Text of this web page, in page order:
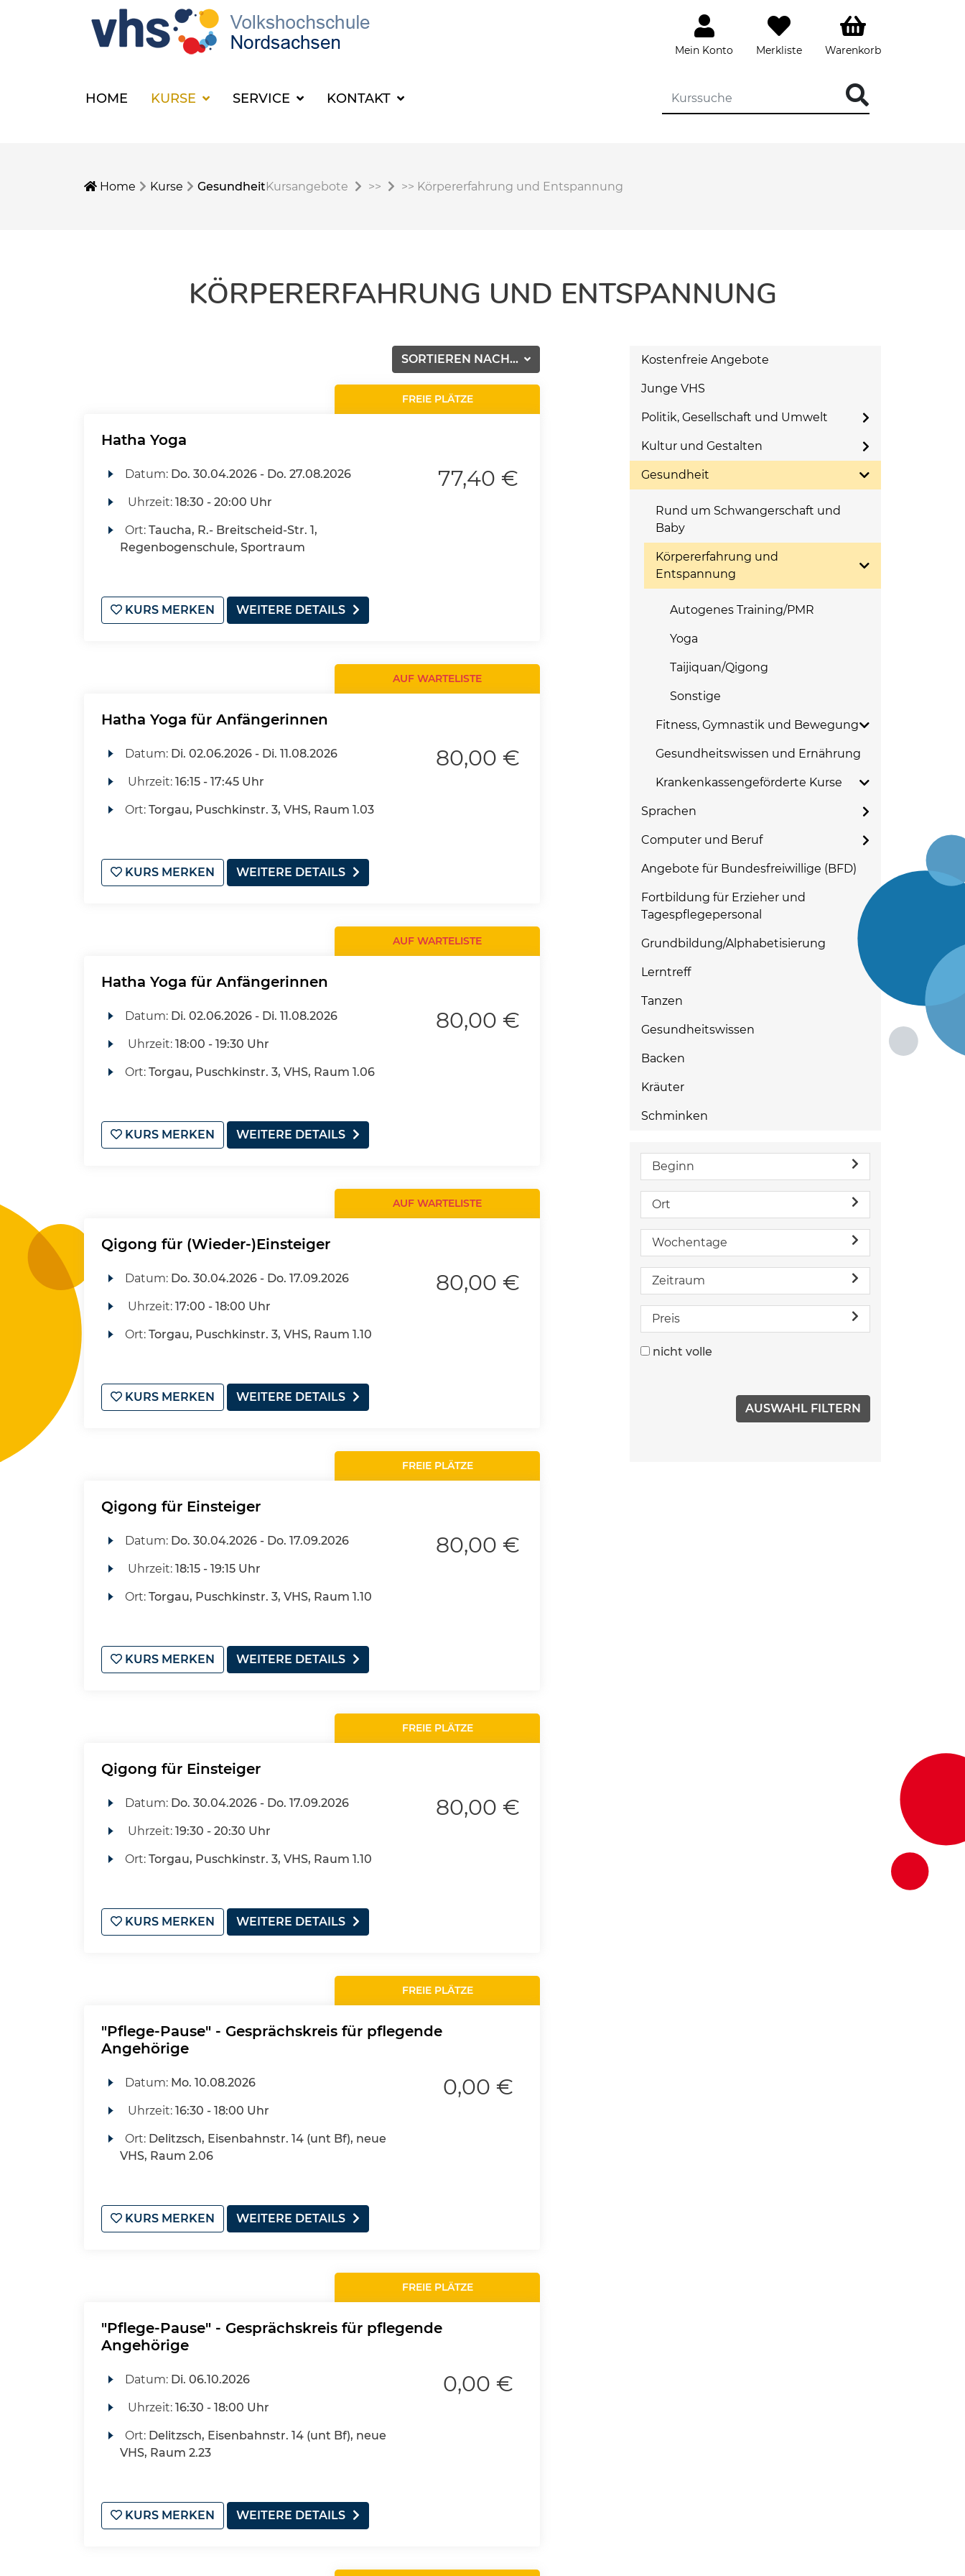
Mein Konto Merkliste Warenkorb
HOME KURSE SERVICE KONTAKT
Home Kurse GesundheitKursangebote >> >> Körpererfahrung und Entspannung
KÖRPERERFAHRUNG UND ENTSPANNUNG
SORTIEREN NACH...
FREIE PLÄTZE
Hatha Yoga
Datum: Do. 30.04.2026 - Do. 27.08.2026
Uhrzeit: 18:30 - 20:00 Uhr
Ort: Taucha, R.- Breitscheid-Str. 1,
Regenbogenschule, Sportraum
77,40 €
KURS MERKEN WEITERE DETAILS
AUF WARTELISTE
Hatha Yoga für Anfängerinnen
Datum: Di. 02.06.2026 - Di. 11.08.2026
Uhrzeit: 16:15 - 17:45 Uhr
Ort: Torgau, Puschkinstr. 3, VHS, Raum 1.03
80,00 €
KURS MERKEN WEITERE DETAILS
AUF WARTELISTE
Hatha Yoga für Anfängerinnen
Datum: Di. 02.06.2026 - Di. 11.08.2026
Uhrzeit: 18:00 - 19:30 Uhr
Ort: Torgau, Puschkinstr. 3, VHS, Raum 1.06
80,00 €
KURS MERKEN WEITERE DETAILS
AUF WARTELISTE
Qigong für (Wieder-)Einsteiger
Datum: Do. 30.04.2026 - Do. 17.09.2026
Uhrzeit: 17:00 - 18:00 Uhr
Ort: Torgau, Puschkinstr. 3, VHS, Raum 1.10
80,00 €
KURS MERKEN WEITERE DETAILS
FREIE PLÄTZE
Qigong für Einsteiger
Datum: Do. 30.04.2026 - Do. 17.09.2026
Uhrzeit: 18:15 - 19:15 Uhr
Ort: Torgau, Puschkinstr. 3, VHS, Raum 1.10
80,00 €
KURS MERKEN WEITERE DETAILS
FREIE PLÄTZE
Qigong für Einsteiger
Datum: Do. 30.04.2026 - Do. 17.09.2026
Uhrzeit: 19:30 - 20:30 Uhr
Ort: Torgau, Puschkinstr. 3, VHS, Raum 1.10
80,00 €
KURS MERKEN WEITERE DETAILS
FREIE PLÄTZE
"Pflege-Pause" - Gesprächskreis für pflegende
Angehörige
Datum: Mo. 10.08.2026
Uhrzeit: 16:30 - 18:00 Uhr
Ort: Delitzsch, Eisenbahnstr. 14 (unt Bf), neue
VHS, Raum 2.06
0,00 €
KURS MERKEN WEITERE DETAILS
FREIE PLÄTZE
"Pflege-Pause" - Gesprächskreis für pflegende
Angehörige
Datum: Di. 06.10.2026
Uhrzeit: 16:30 - 18:00 Uhr
Ort: Delitzsch, Eisenbahnstr. 14 (unt Bf), neue
VHS, Raum 2.23
0,00 €
KURS MERKEN WEITERE DETAILS
Kostenfreie Angebote
Junge VHS
Politik, Gesellschaft und Umwelt
Kultur und Gestalten
Gesundheit
Rund um Schwangerschaft und
Baby
Körpererfahrung und
Entspannung
Autogenes Training/PMR
Yoga
Taijiquan/Qigong
Sonstige
Fitness, Gymnastik und Bewegung
Gesundheitswissen und Ernährung
Krankenkassengeförderte Kurse
Sprachen
Computer und Beruf
Angebote für Bundesfreiwillige (BFD)
Fortbildung für Erzieher und
Tagespflegepersonal
Grundbildung/Alphabetisierung
Lerntreff
Tanzen
Gesundheitswissen
Backen
Kräuter
Schminken
Beginn
Ort
Wochentage
Zeitraum
Preis
nicht volle